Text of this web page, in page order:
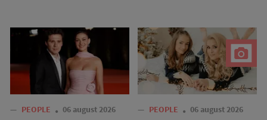
— PEOPLE 06 august 2026 — PEOPLE 06 august 2026